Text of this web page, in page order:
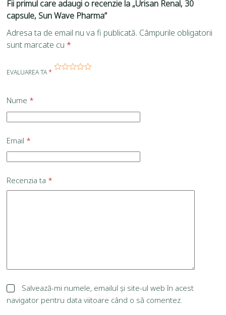
Fii primul care adaugi o recenzie la „Urisan Renal, 30
capsule, Sun Wave Pharma”
Adresa ta de email nu va fi publicată. Câmpurile obligatorii
sunt marcate cu *
EVALUAREA TA*
Nume *
Email *
Recenzia ta *
Salvează-mi numele, emailul și site-ul web în acest
navigator pentru data viitoare când o să comentez.